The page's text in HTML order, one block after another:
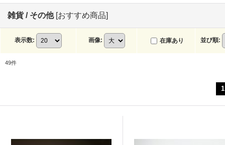
雑貨 / その他 [おすすめ商品]
表示数: 画像: 在庫あり 並び順:
49件
1